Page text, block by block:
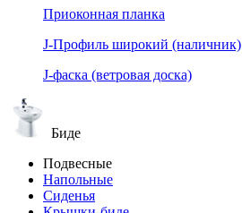
Приоконная планка
J-Профиль широкий (наличник)
J-фаска (ветровая доска)
Биде
Подвесные
Напольные
Сиденья